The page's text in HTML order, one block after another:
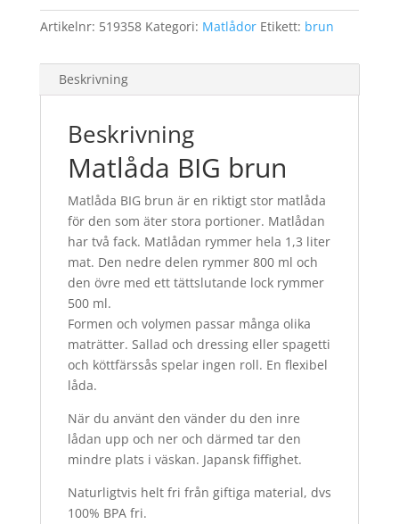
Artikelnr: 519358 Kategori: Matlådor Etikett: brun
Beskrivning
Beskrivning
Matlåda BIG brun
Matlåda BIG brun är en riktigt stor matlåda
för den som äter stora portioner. Matlådan
har två fack. Matlådan rymmer hela 1,3 liter
mat. Den nedre delen rymmer 800 ml och
den övre med ett tättslutande lock rymmer
500 ml.
Formen och volymen passar många olika
maträtter. Sallad och dressing eller spagetti
och köttfärssås spelar ingen roll. En flexibel
låda.
När du använt den vänder du den inre
lådan upp och ner och därmed tar den
mindre plats i väskan. Japansk fiffighet.
Naturligtvis helt fri från giftiga material, dvs
100% BPA fri.